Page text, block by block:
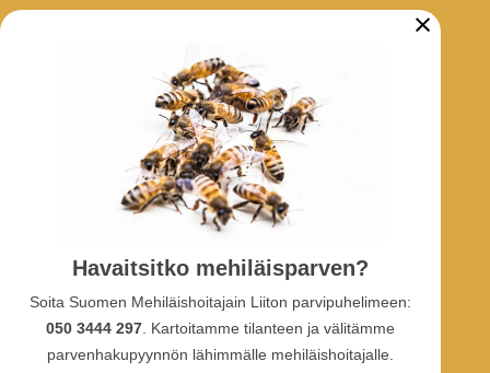
Facebook-grupp
Facebook-sidan
Facebook-profil
Youtube
Havaitsitko mehiläisparven?
Soita Suomen Mehiläishoitajain Liiton parvipuhelimeen:
050 3444 297 . Kartoitamme tilanteen ja välitämme
parvenhakupyynnön lähimmälle mehiläishoitajalle.
×